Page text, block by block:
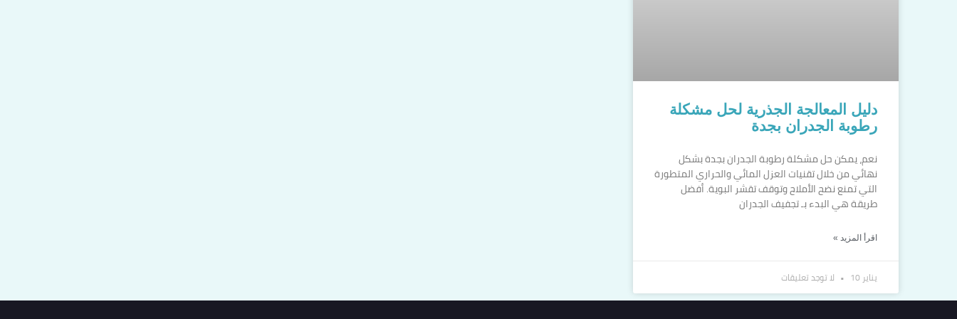
دليل المعالجة الجذرية لحل مشكلة
رطوبة الجدران بجدة
نعم، يمكن حل مشكلة رطوبة الجدران بجدة بشكل
نهائي من خلال تقنيات العزل المائي والحراري المتطورة
التي تمنع نضح الأملاح وتوقف تقشر البوية. أفضل
طريقة هي البدء بـ تجفيف الجدران
اقرأ المزيد »
يناير 10 لا توجد تعليقات